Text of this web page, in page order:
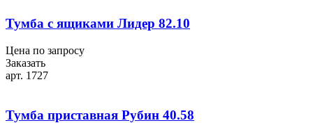
Тумба с ящиками Лидер 82.10
Цена по запросу
Заказать
арт. 1727
Тумба приставная Рубин 40.58